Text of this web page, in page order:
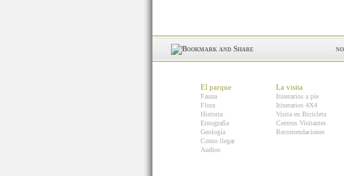
El parque
Fauna
Flora
Historia
Etnografía
Geología
Como llegar
Audios
La visita
Itinerarios a pie
Itinerarios 4X4
Visita en Bicicleta
Centros Visitantes
Recomendaciones